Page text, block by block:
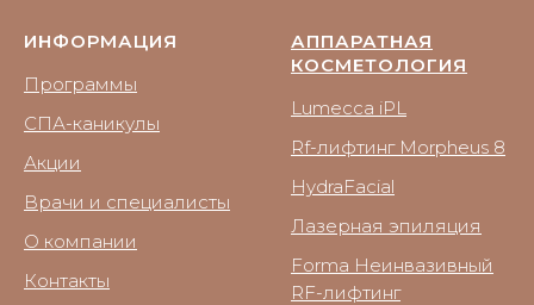
ИНФОРМАЦИЯ
Программы
СПА-каникулы
Акции
Врачи и специалисты
О компании
Контакты
АППАРАТНАЯ
КОСМЕТОЛОГИЯ
Lumecca iPL
Rf-лифтинг Morpheus 8
HydraFacial
Лазерная эпиляция
Forma Неинвазивный
RF-лифтинг